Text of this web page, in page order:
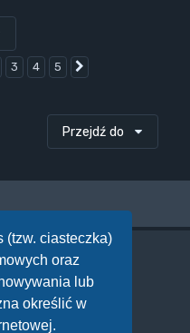
(tzw. ciasteczka)
oraz
lub
określić w
3 4 5
Przejdź do